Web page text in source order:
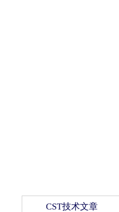
CST技术文章